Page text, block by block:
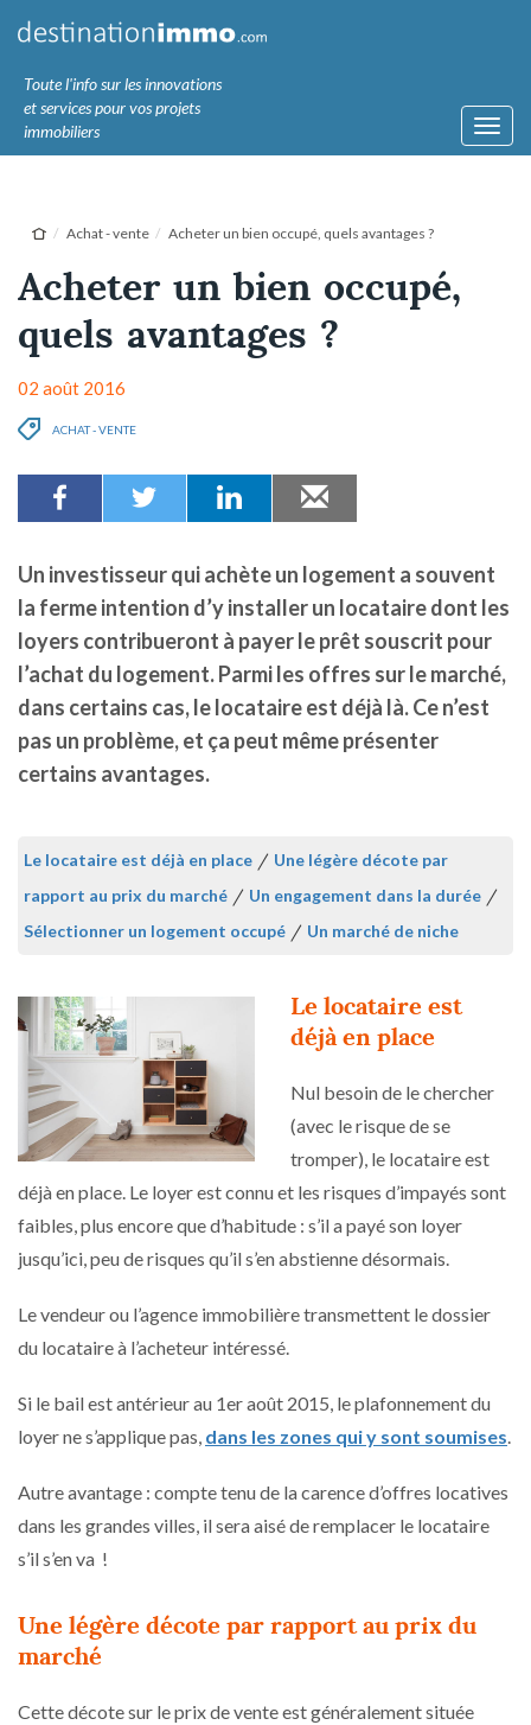
Toute l'info sur les innovations
et services pour vos projets
immobiliers
Achat - vente Acheter un bien occupé, quels avantages ?
Acheter un bien occupé,
quels avantages ?
02 août 2016
ACHAT - VENTE
Un investisseur qui achète un logement a souvent
la ferme intention d’y installer un locataire dont les
loyers contribueront à payer le prêt souscrit pour
l’achat du logement. Parmi les offres sur le marché,
dans certains cas, le locataire est déjà là. Ce n’est
pas un problème, et ça peut même présenter
certains avantages.
Le locataire est déjà en place / Une légère décote par
rapport au prix du marché / Un engagement dans la durée /
Sélectionner un logement occupé / Un marché de niche
Le locataire est
déjà en place
Nul besoin de le chercher
(avec le risque de se
tromper), le locataire est
déjà en place. Le loyer est connu et les risques d’impayés sont
faibles, plus encore que d’habitude : s’il a payé son loyer
jusqu’ici, peu de risques qu’il s’en abstienne désormais.
Le vendeur ou l’agence immobilière transmettent le dossier
du locataire à l’acheteur intéressé.
Si le bail est antérieur au 1er août 2015, le plafonnement du
loyer ne s’applique pas, dans les zones qui y sont soumises.
Autre avantage : compte tenu de la carence d’offres locatives
dans les grandes villes, il sera aisé de remplacer le locataire
s’il s’en va !
Une légère décote par rapport au prix du
marché
Cette décote sur le prix de vente est généralement située